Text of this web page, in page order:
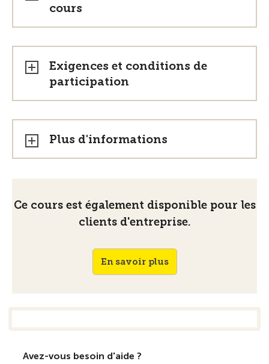
cours
Exigences et conditions de
participation
Plus d'informations
Ce cours est également disponible pour les
clients d'entreprise.
En savoir plus
Avez-vous besoin d'aide ?